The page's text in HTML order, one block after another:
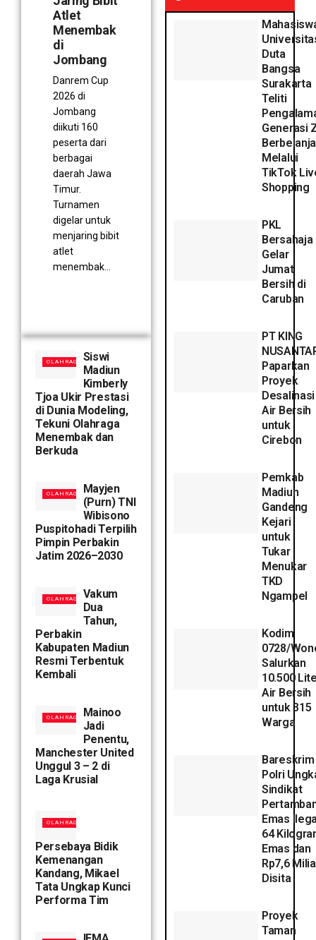
Atlet
Menembak
di
Jombang
Danrem Cup
2026 di
Jombang
diikuti 160
peserta dari
berbagai
daerah Jawa
Timur.
Turnamen
digelar untuk
menjaring bibit
atlet
menembak...
OLAHRAGA
Siswi
Madiun
Kimberly
Tjoa Ukir Prestasi
di Dunia Modeling,
Tekuni Olahraga
Menembak dan
Berkuda
OLAHRAGA
Mayjen
(Purn) TNI
Wibisono
Puspitohadi Terpilih
Pimpin Perbakin
Jatim 2026–2030
OLAHRAGA
Vakum
Dua
Tahun,
Perbakin
Kabupaten Madiun
Resmi Terbentuk
Kembali
OLAHRAGA
Mainoo
Jadi
Penentu,
Manchester United
Unggul 3 – 2 di
Laga Krusial
OLAHRAGA
Persebaya Bidik
Kemenangan
Kandang, Mikael
Tata Ungkap Kunci
Performa Tim
Duta
Bangsa
Surakarta
Teliti
Generasi
Berbelanja
Melalui
TikTok
Shopping
PKL
Bersahaja
Gelar
Jumat
Bersih di
Caruban
PT KING
Paparkan
Proyek
Desalinasi
Air Bersih
untuk
Cirebon
Pemkab
Madiun
Gandeng
Kejari
untuk
Tukar
Menukar
TKD
Ngampel
Kodim
0728/
Salurkan
10.500
Air Bersih
untuk 315
Warga
Bareskrim
Polri
Sindikat
Emas
64
Emas dan
Rp7,6
Disita
Proyek
Taman